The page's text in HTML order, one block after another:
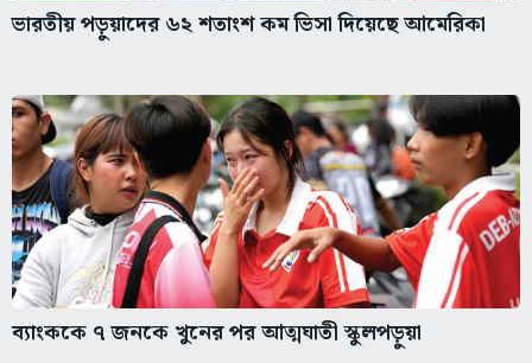
ভারতীয় পড়ুয়াদের ৬২ শতাংশ কম ভিসা দিয়েছে আমেরিকা
ব্যাংককে ৭ জনকে খুনের পর আত্মঘাতী স্কুলপড়ুয়া